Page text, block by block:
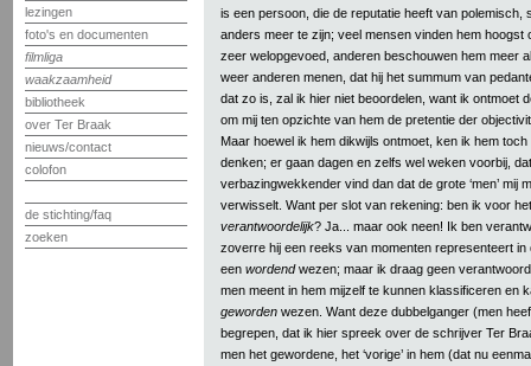
lezingen
foto's en documenten
filmliga
waakzaamheid
bibliotheek
over Ter Braak
nieuws/contact
colofon
de stichting/faq
zoeken
is een persoon, die de reputatie heeft van polemisch,
anders meer te zijn; veel mensen vinden hem hoogst
zeer welopgevoed, anderen beschouwen hem meer
weer anderen menen, dat hij het summum van
dat zo is, zal ik hier niet beoordelen, want ik ontmoet
om mij ten opzichte van hem de pretentie der
Maar hoewel ik hem dikwijls ontmoet, ken ik hem
denken; er gaan dagen en zelfs wel weken voorbij,
verbazingwekkender vind dan dat de grote ‘men’ mij
verwisselt. Want per slot van rekening: ben ik voor
verantwoordelijk? Ja... maar ook neen! Ik ben
zoverre hij een reeks van momenten representeert in
een wordendwezen; maar ik draag geen
men meent in hem mijzelf te kunnen klassificeren en
geworden wezen. Want deze dubbelganger (men
begrepen, dat ik hier spreek over de schrijver Ter
men het gewordene, het ‘vorige’ in hem (dat nu